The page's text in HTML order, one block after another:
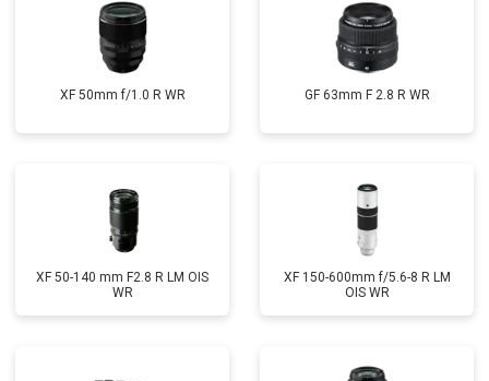
XF 50mm f/1.0 R WR GF 63mm F 2.8 R WR
XF 50-140 mm F2.8 R LM OIS
WR
XF 150-600mm f/5.6-8 R LM
OIS WR